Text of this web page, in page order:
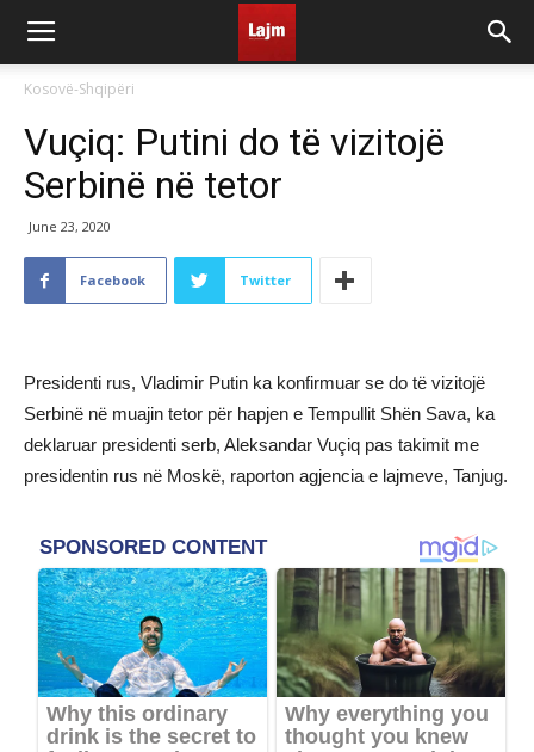
Kosovë-Shqipëri
Vuçiq: Putini do të vizitojë
Serbinë në tetor
June 23, 2020
Facebook Twitter
Presidenti rus, Vladimir Putin ka konfirmuar se do të vizitojë
Serbinë në muajin tetor për hapjen e Tempullit Shën Sava, ka
deklaruar presidenti serb, Aleksandar Vuçiq pas takimit me
presidentin rus në Moskë, raporton agjencia e lajmeve, Tanjug.